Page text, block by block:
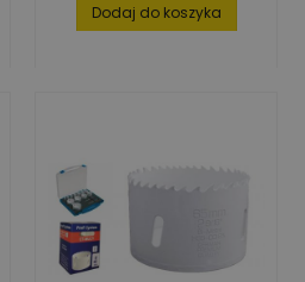
Dodaj do koszyka